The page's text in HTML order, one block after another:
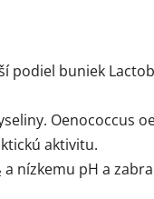
podiel buniek
Oenococcus
aktivitu.
nízkemu pH a